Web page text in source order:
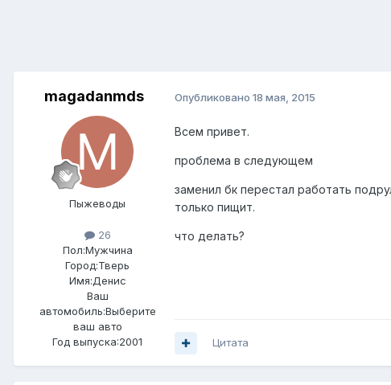
magadanmds
Пыжеводы
26
Пол:Мужчина
Город:Тверь
Имя:Денис
Ваш
автомобиль:Выберите
ваш авто
Год выпуска:2001
Опубликовано 18 мая, 2015
Всем привет.
проблема в следующем
заменил бк перестал работать
только пищит.
что делать?
Цитата